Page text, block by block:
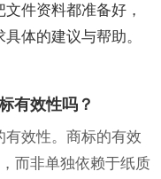
件资料都准备好，
体的建议与帮助。
有效性吗？
效性。商标的有效
而非单独依赖于纸质